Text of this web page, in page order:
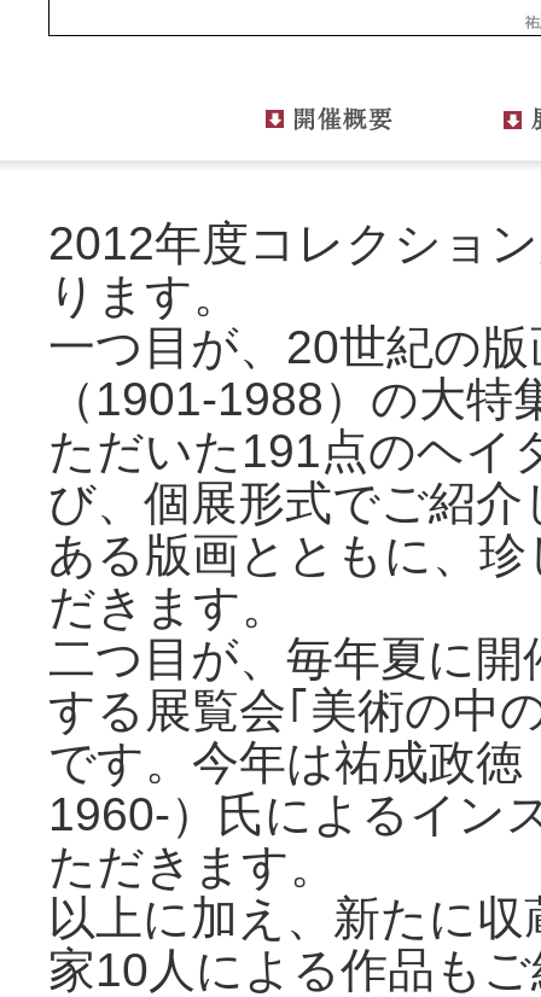
2012年度コレクショ
ります。
一つ目が、20世紀の
（1901-1988）の大
ただいた191点のヘイ
び、個展形式でご紹
ある版画とともに、
だきます。
二つ目が、毎年夏に
する展覧会｢美術の中
です。今年は祐成政
1960-）氏によるイン
ただきます。
以上に加え、新たに
家10人による作品も